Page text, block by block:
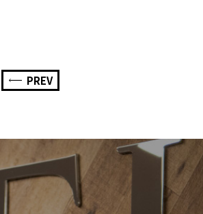
PREV